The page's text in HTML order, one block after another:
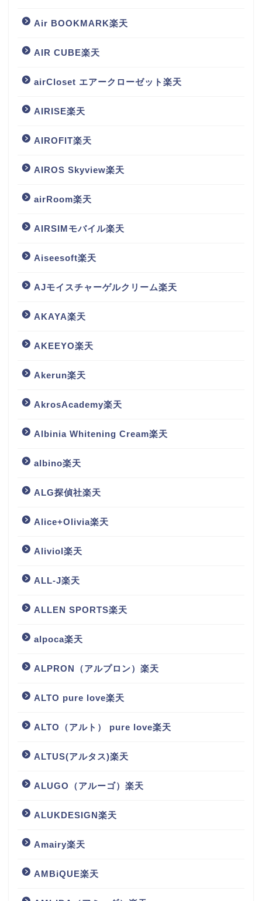
Air BOOKMARK楽天
AIR CUBE楽天
airCloset エアークローゼット楽天
AIRISE楽天
AIROFIT楽天
AIROS Skyview楽天
airRoom楽天
AIRSIMモバイル楽天
Aiseesoft楽天
AJモイスチャーゲルクリーム楽天
AKAYA楽天
AKEEYO楽天
Akerun楽天
AkrosAcademy楽天
Albinia Whitening Cream楽天
albino楽天
ALG探偵社楽天
Alice+Olivia楽天
Aliviol楽天
ALL-J楽天
ALLEN SPORTS楽天
alpoca楽天
ALPRON（アルプロン）楽天
ALTO pure love楽天
ALTO（アルト） pure love楽天
ALTUS(アルタス)楽天
ALUGO（アルーゴ）楽天
ALUKDESIGN楽天
Amairy楽天
AMBiQUE楽天